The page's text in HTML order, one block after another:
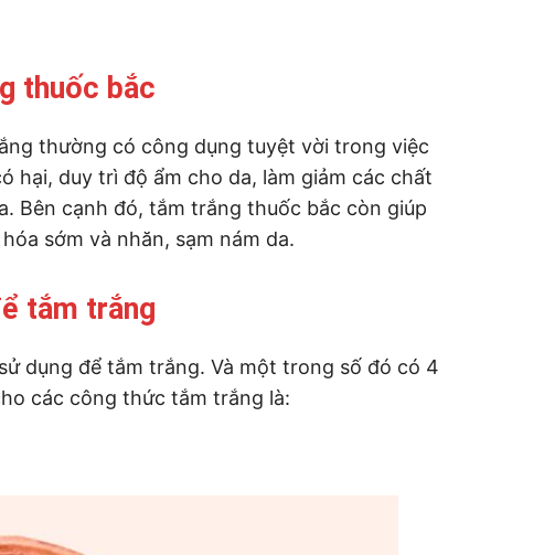
thuốc bắc
thường có công dụng tuyệt vời trong việc
hại, duy trì độ ẩm cho da, làm giảm các chất
Bên cạnh đó, tắm trắng thuốc bắc còn giúp
sớm và nhăn, sạm nám da.
tắm trắng
dụng để tắm trắng. Và một trong số đó có 4
các công thức tắm trắng là: